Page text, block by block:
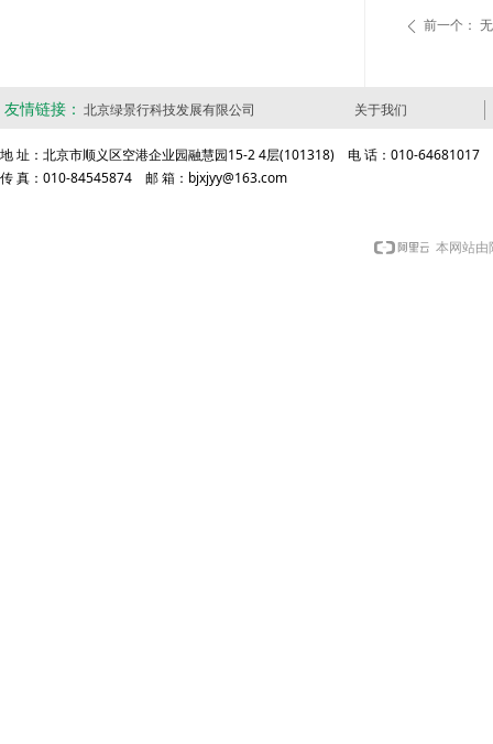
ꄴ 前一个： 无
友情链接： 北京绿景行科技发展有限公司 关于我们
地 址：北京市顺义区空港企业园融慧园15-2 4层(101318) 电 话：010-64681017
传 真：010-84545874 邮 箱：bjxjyy@163.com
本网站由